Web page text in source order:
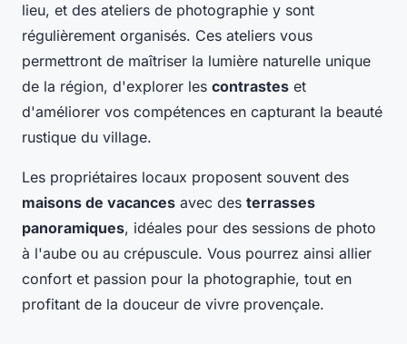
lieu, et des ateliers de photographie y sont
régulièrement organisés. Ces ateliers vous
permettront de maîtriser la lumière naturelle unique
de la région, d'explorer les contrastes et
d'améliorer vos compétences en capturant la beauté
rustique du village.
Les propriétaires locaux proposent souvent des
maisons de vacances avec des terrasses
panoramiques, idéales pour des sessions de photo
à l'aube ou au crépuscule. Vous pourrez ainsi allier
confort et passion pour la photographie, tout en
profitant de la douceur de vivre provençale.